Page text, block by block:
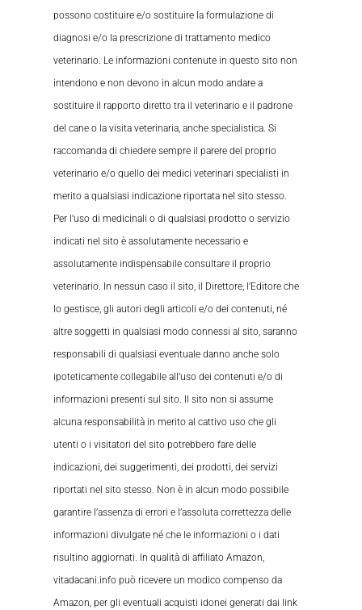
possono costituire e/o sostituire la formulazione di
diagnosi e/o la prescrizione di trattamento medico
veterinario. Le informazioni contenute in questo sito non
intendono e non devono in alcun modo andare a
sostituire il rapporto diretto tra il veterinario e il padrone
del cane o la visita veterinaria, anche specialistica. Si
raccomanda di chiedere sempre il parere del proprio
veterinario e/o quello dei medici veterinari specialisti in
merito a qualsiasi indicazione riportata nel sito stesso.
Per l’uso di medicinali o di qualsiasi prodotto o servizio
indicati nel sito è assolutamente necessario e
assolutamente indispensabile consultare il proprio
veterinario. In nessun caso il sito, il Direttore, l’Editore che
lo gestisce, gli autori degli articoli e/o dei contenuti, né
altre soggetti in qualsiasi modo connessi al sito, saranno
responsabili di qualsiasi eventuale danno anche solo
ipoteticamente collegabile all’uso dei contenuti e/o di
informazioni presenti sul sito. Il sito non si assume
alcuna responsabilità in merito al cattivo uso che gli
utenti o i visitatori del sito potrebbero fare delle
indicazioni, dei suggerimenti, dei prodotti, dei servizi
riportati nel sito stesso. Non è in alcun modo possibile
garantire l’assenza di errori e l’assoluta correttezza delle
informazioni divulgate né che le informazioni o i dati
risultino aggiornati. In qualità di affiliato Amazon,
vitadacani.info può ricevere un modico compenso da
Amazon, per gli eventuali acquisti idonei generati dai link